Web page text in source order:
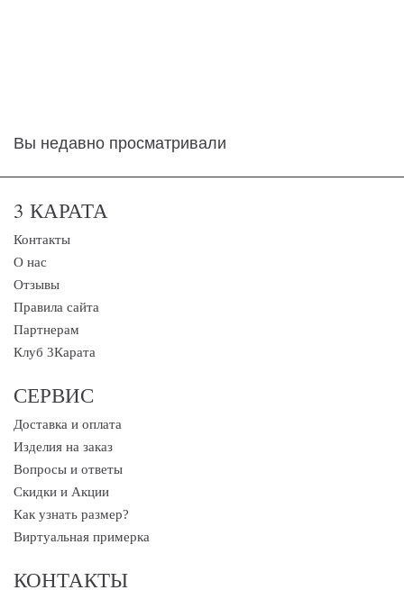
Вы недавно просматривали
3 КАРАТА
Контакты
О нас
Отзывы
Правила сайта
Партнерам
Клуб 3Карата
СЕРВИС
Доставка и оплата
Изделия на заказ
Вопросы и ответы
Скидки и Акции
Как узнать размер?
Виртуальная примерка
КОНТАКТЫ